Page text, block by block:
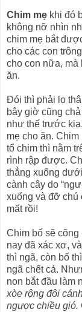
Chim mẹ khi đó
không nỡ nhìn
chim mẹ bắt
cho các con
cho con nữa, mà
ăn.
Đói thì phải lo
bây giờ cũng
như thế trước
mẹ cho ăn.
tổ chim thì nằm
rình rập được.
thẳng xuống
cành cây do
xuống và đỡ chú
mất rồi!
Chim bố sẽ
nay đã xác xơ,
thì ngã, còn bố
ngã chết cả.
non bắt đầu làm
xòe rộng đôi
ngược chiều gió.